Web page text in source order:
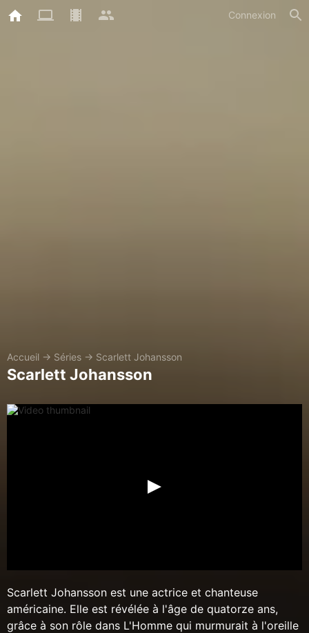
Connexion
Accueil → Séries → Scarlett Johansson
Scarlett Johansson
Scarlett Johansson est une actrice et chanteuse
américaine. Elle est révélée à l'âge de quatorze ans,
grâce à son rôle dans L'Homme qui murmurait à l'oreille